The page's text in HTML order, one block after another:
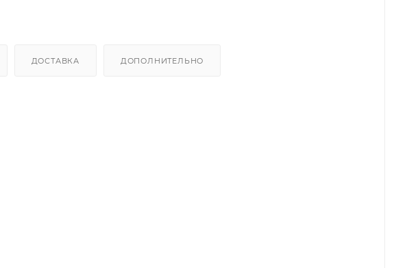
ДОСТАВКА ДОПОЛНИТЕЛЬНО